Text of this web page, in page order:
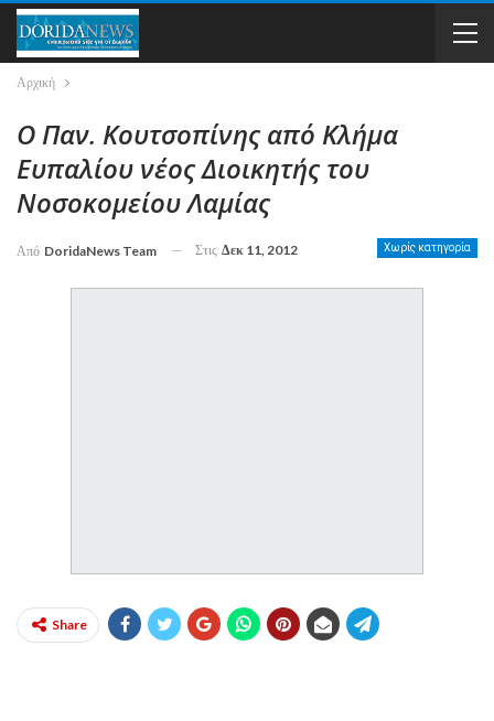
Αρχική
Ο Παν. Κουτσοπίνης από Κλήμα
Ευπαλίου νέος Διοικητής του
Νοσοκομείου Λαμίας
Χωρίς κατηγορία
Από DoridaNews Team Στις Δεκ 11, 2012
Share